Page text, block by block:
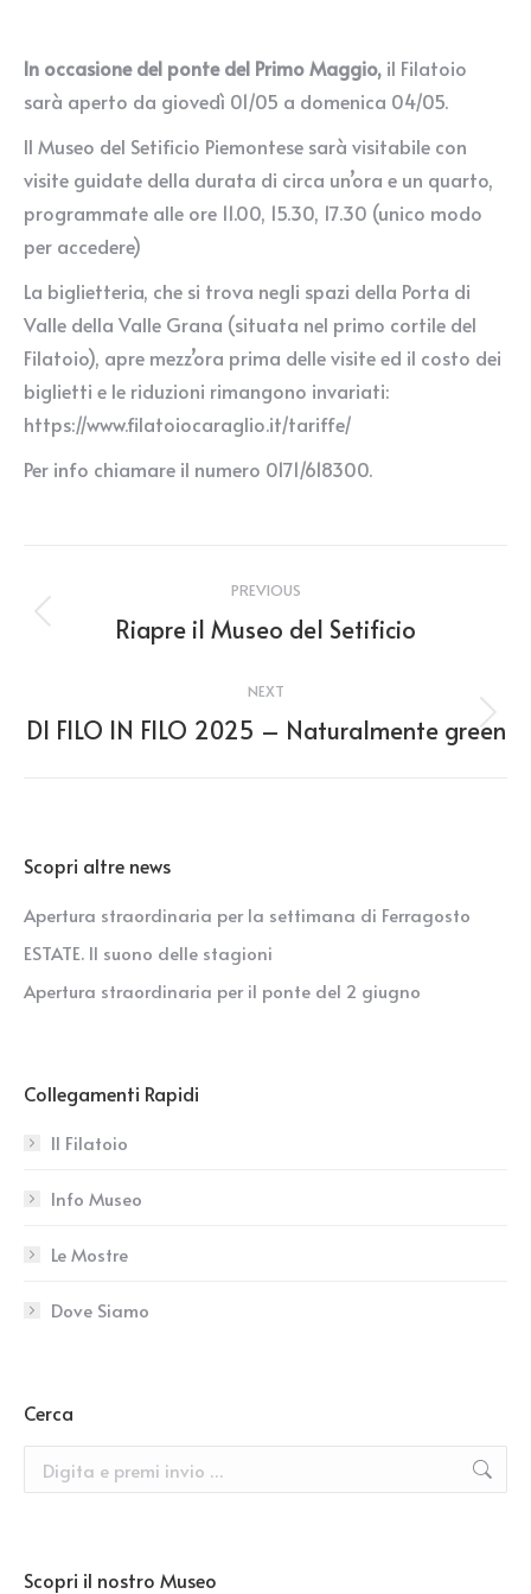
In occasione del ponte del Primo Maggio, il Filatoio
sarà aperto da giovedì 01/05 a domenica 04/05.
Il Museo del Setificio Piemontese sarà visitabile con
visite guidate della durata di circa un’ora e un quarto,
programmate alle ore 11.00, 15.30, 17.30 (unico modo
per accedere)
La biglietteria, che si trova negli spazi della Porta di
Valle della Valle Grana (situata nel primo cortile del
Filatoio), apre mezz’ora prima delle visite ed il costo dei
biglietti e le riduzioni rimangono invariati:
https://www.filatoiocaraglio.it/tariffe/
Per info chiamare il numero 0171/618300.
navigation
PREVIOUS
Previous
Riapre il Museo del Setificio
NEXT
Next
DI FILO IN FILO 2025 – Naturalmente green
Scopri altre news
Apertura straordinaria per la settimana di Ferragosto
ESTATE. Il suono delle stagioni
Apertura straordinaria per il ponte del 2 giugno
Collegamenti Rapidi
Il Filatoio
Info Museo
Le Mostre
Dove Siamo
Cerca
Search:
Scopri il nostro Museo